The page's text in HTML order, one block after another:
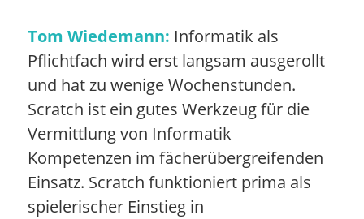
Tom Wiedemann: Informatik als
Pflichtfach wird erst langsam ausgerollt
und hat zu wenige Wochenstunden.
Scratch ist ein gutes Werkzeug für die
Vermittlung von Informatik
Kompetenzen im fächerübergreifenden
Einsatz. Scratch funktioniert prima als
spielerischer Einstieg in